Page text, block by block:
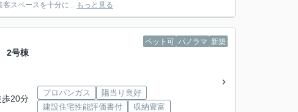
スペースを十分に... もっと見る
ペット可 パノラマ 新築
2号棟
歩20分
プロパンガス
陽当り良好
建設住宅性能評価書付
収納豊富